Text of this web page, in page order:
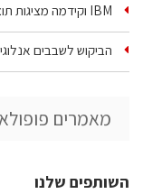
IBM וקידמה מציגות תוצאות קוונטיות מעבר ליכולת…
הביקוש לשבבים
מאמרים
השותפים שלנו